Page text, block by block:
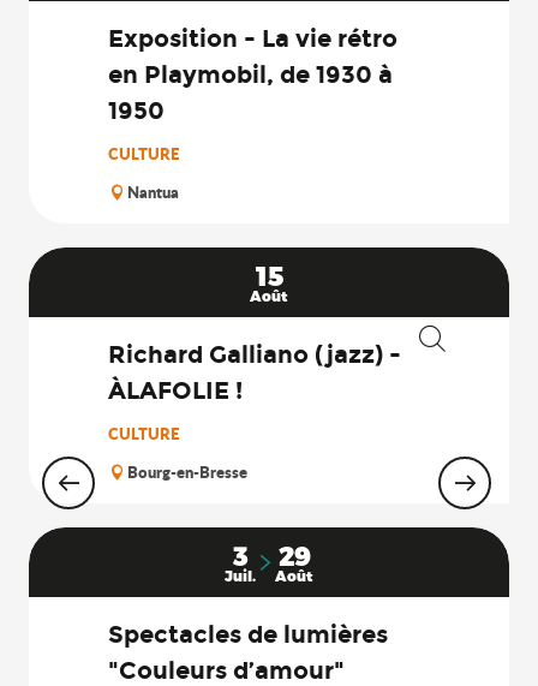
Exposition - La vie rétro
en Playmobil, de 1930 à
1950
CULTURE
Nantua
15
Août
Richard Galliano (jazz) -
ÀLAFOLIE !
CULTURE
Bourg-en-Bresse
3
Juil.
29
Août
Spectacles de lumières
"Couleurs d’amour"